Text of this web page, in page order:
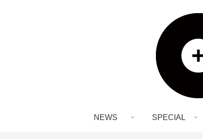
NEWS SPECIAL